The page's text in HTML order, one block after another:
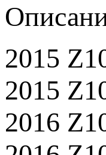
2015
2015
2016